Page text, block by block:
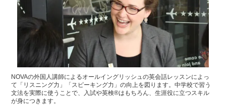
NOVAの外国人講師によるオールイングリッシュの英会話レッスンによっ
て「リスニング力」「スピーキング力」の向上を図ります。中学校で習う
文法を実際に使うことで、入試や英検®はもちろん、生涯役に立つスキル
が身につきます。